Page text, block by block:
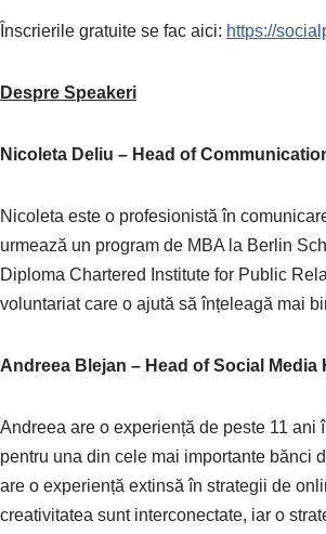
Înscrierile gratuite se fac aici: https://
Despre Speakeri
Nicoleta Deliu – Head of
Nicoleta este o profesionistă în
urmează un program de MBA la Berlin
Diploma Chartered Institute for Public
voluntariat care o ajută să înțeleagă mai
Andreea Blejan – Head of Social Media
Andreea are o experiență de peste 11
pentru una din cele mai importante bănci
are o experiență extinsă în strategii de
creativitatea sunt interconectate, iar o